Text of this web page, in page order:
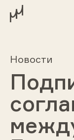
Новости